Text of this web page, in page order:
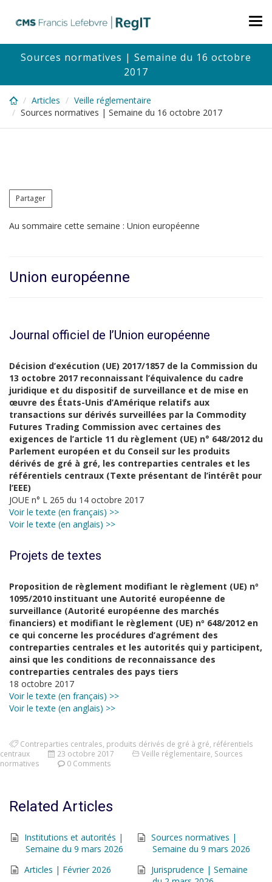
content
Sources normatives | Semaine du 16 octobre
2017
Articles
Veille réglementaire
Sources normatives | Semaine du 16 octobre 2017
Partager
Au sommaire cette semaine : Union européenne
Union européenne
Journal officiel de l’Union européenne
Décision d’exécution (UE) 2017/1857 de la Commission du
13 octobre 2017 reconnaissant l’équivalence du cadre
juridique et du dispositif de surveillance et de mise en
œuvre des États-Unis d’Amérique relatifs aux
transactions sur dérivés surveillées par la Commodity
Futures Trading Commission avec certaines des
exigences de l’article 11 du règlement (UE) n° 648/2012 du
Parlement européen et du Conseil sur les produits
dérivés de gré à gré, les contreparties centrales et les
référentiels centraux (Texte présentant de l’intérêt pour
l’EEE)
JOUE n° L 265 du 14 octobre 2017
Voir le texte (en français) >>
Voir le texte (en anglais) >>
Projets de textes
Proposition de règlement modifiant le règlement (UE) nº
1095/2010 instituant une Autorité européenne de
surveillance (Autorité européenne des marchés
financiers) et modifiant le règlement (UE) nº 648/2012 en
ce qui concerne les procédures d’agrément des
contreparties centrales et les autorités qui y participent,
ainsi que les conditions de reconnaissance des
contreparties centrales des pays tiers
18 octobre 2017
Voir le texte (en français) >>
Voir le texte (en anglais) >>
Contreparties centrales produits dérivés de gré à gré référentiels
centraux
23 octobre 2017 Veille réglementaire Sources
normatives
0 Comments
Related Articles
Institutions et autorités |
Semaine du 9 mars 2026
Sources normatives |
Semaine du 9 mars 2026
Articles | Février 2026
Jurisprudence | Semaine